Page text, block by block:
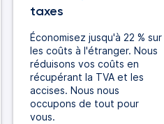
taxes
Économisez jusqu'à 22 % sur
les coûts à l'étranger. Nous
réduisons vos coûts en
récupérant la TVA et les
accises. Nous nous
occupons de tout pour
vous.